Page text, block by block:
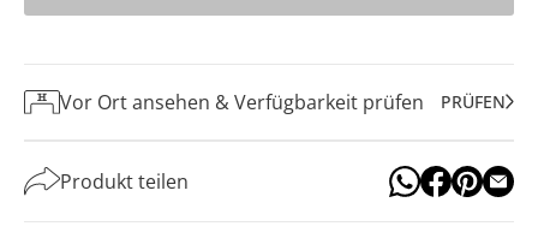
Vor Ort ansehen & Verfügbarkeit prüfen PRÜFEN
Produkt teilen